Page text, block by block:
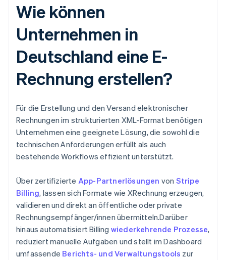
Wie können
Unternehmen in
Deutschland eine E-
Rechnung erstellen?
Für die Erstellung und den Versand elektronischer
Rechnungen im strukturierten XML-Format benötigen
Unternehmen eine geeignete Lösung, die sowohl die
technischen Anforderungen erfüllt als auch
bestehende Workflows effizient unterstützt.
Über zertifizierte App-Partnerlösungen von Stripe
Billing, lassen sich Formate wie XRechnung erzeugen,
validieren und direkt an öffentliche oder private
Rechnungsempfänger/innen übermitteln.Darüber
hinaus automatisiert Billing wiederkehrende Prozesse,
reduziert manuelle Aufgaben und stellt im Dashboard
umfassende Berichts- und Verwaltungstools zur